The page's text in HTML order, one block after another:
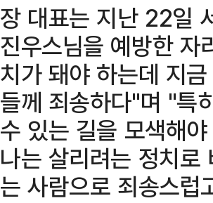
장 대표는 지난 22일
진우스님을 예방한 자
치가 돼야 하는데 지
들께 죄송하다"며 "특
수 있는 길을 모색해
나는 살리려는 정치
는 사람으로 죄송스